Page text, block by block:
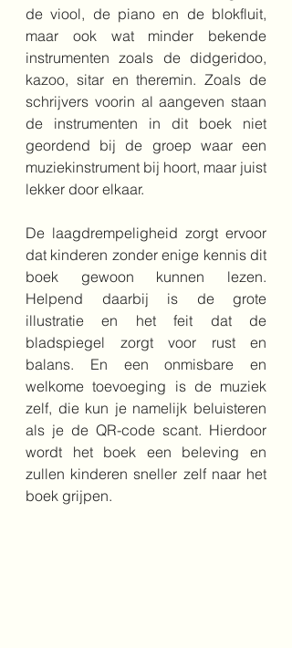
de viool, de piano en de blokfluit,
maar ook wat minder bekende
instrumenten zoals de didgeridoo,
kazoo, sitar en theremin. Zoals de
schrijvers voorin al aangeven staan
de instrumenten in dit boek niet
geordend bij de groep waar een
muziekinstrument bij hoort, maar juist
lekker door elkaar.
De laagdrempeligheid zorgt ervoor
dat kinderen zonder enige kennis dit
boek gewoon kunnen lezen.
Helpend daarbij is de grote
illustratie en het feit dat de
bladspiegel zorgt voor rust en
balans. En een onmisbare en
welkome toevoeging is de muziek
zelf, die kun je namelijk beluisteren
als je de QR-code scant. Hierdoor
wordt het boek een beleving en
zullen kinderen sneller zelf naar het
boek grijpen.